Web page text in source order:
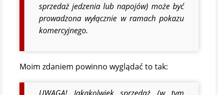
sprzedaż jedzenia lub napojów) może być
prowadzona wyłącznie w ramach pokazu
komercyjnego.
Moim zdaniem powinno wyglądać to tak: